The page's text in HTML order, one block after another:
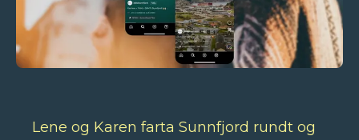
Lene og Karen farta Sunnfjord rundt og